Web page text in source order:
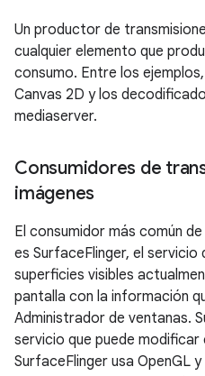
Un productor de
cualquier elemento que
consumo. Entre los
Canvas 2D y los
mediaserver.
Consumidores de
imágenes
El consumidor más común
es SurfaceFlinger, el servicio
superficies visibles
pantalla con la información
Administrador de ventanas.
servicio que puede
SurfaceFlinger usa OpenGL